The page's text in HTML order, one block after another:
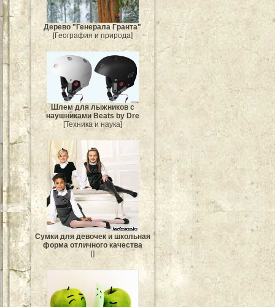
Дерево "Генерала Гранта"
[География и природа]
Шлем для лыжников с
наушниками Beats by Dre
[Техника и наука]
Сумки для девочек и школьная
форма отличного качества
[]